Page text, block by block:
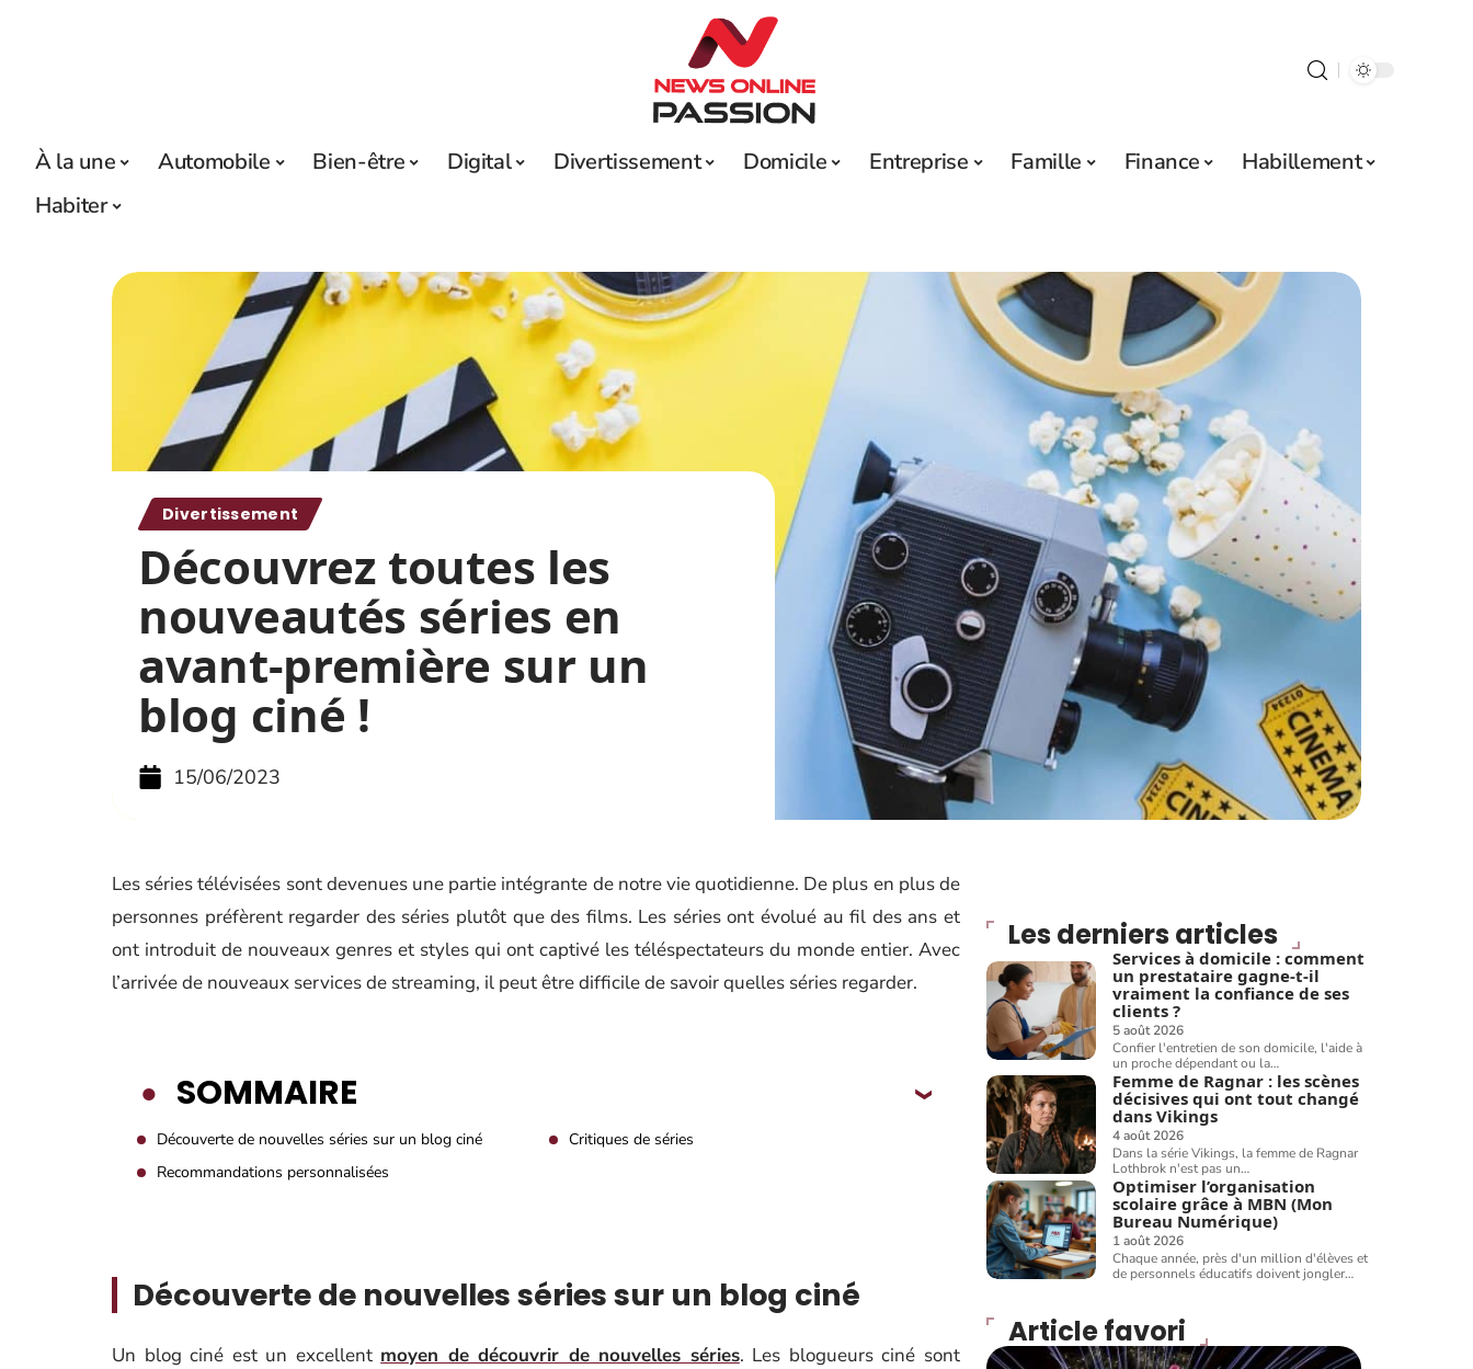
À la une Automobile Bien-être Digital Divertissement Domicile Entreprise Famille Finance
Habillement
Habiter
Divertissement
Découvrez toutes les
nouveautés séries en
avant-première sur un
blog ciné !
15/06/2023
Les séries télévisées sont devenues une partie intégrante de notre vie quotidienne. De plus en plus de
personnes préfèrent regarder des séries plutôt que des films. Les séries ont évolué au fil des ans et
ont introduit de nouveaux genres et styles qui ont captivé les téléspectateurs du monde entier. Avec
l’arrivée de nouveaux services de streaming, il peut être difficile de savoir quelles séries regarder.
SOMMAIRE
Découverte de nouvelles séries sur un blog ciné
Critiques de séries
Recommandations personnalisées
Découverte de nouvelles séries sur un blog ciné
Un blog ciné est un excellent moyen de découvrir de nouvelles séries. Les blogueurs ciné sont
Les derniers articles
Services à domicile : comment
un prestataire gagne-t-il
vraiment la confiance de ses
clients ?
5 août 2026
Confier l'entretien de son domicile, l'aide à
un proche dépendant ou la…
Femme de Ragnar : les scènes
décisives qui ont tout changé
dans Vikings
4 août 2026
Dans la série Vikings, la femme de Ragnar
Lothbrok n'est pas un…
Optimiser l’organisation
scolaire grâce à MBN (Mon
Bureau Numérique)
1 août 2026
Chaque année, près d'un million d'élèves et
de personnels éducatifs doivent jongler…
Article favori